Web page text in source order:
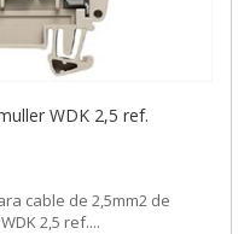
WDK 2,5 ref.
cable de 2,5mm2 de
2,5 ref....